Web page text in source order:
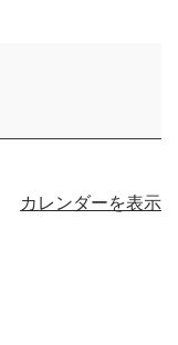
カレンダーを表示